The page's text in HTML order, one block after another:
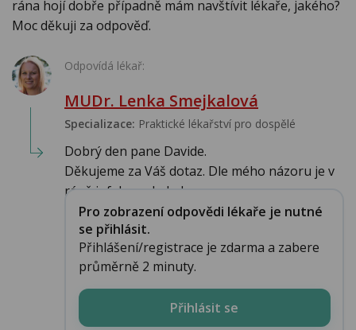
rána hojí dobře případně mám navštívit lékaře, jakého?
Moc děkuji za odpověď.
Odpovídá lékař:
MUDr. Lenka Smejkalová
Specializace: Praktické lékařství pro dospělé
Dobrý den pane Davide.
Děkujeme za Váš dotaz. Dle mého názoru je v
ráně infekce a bylo by u...
Pro zobrazení odpovědi lékaře je nutné
se přihlásit.
Přihlášení/registrace je zdarma a zabere
průměrně 2 minuty.
Přihlásit se